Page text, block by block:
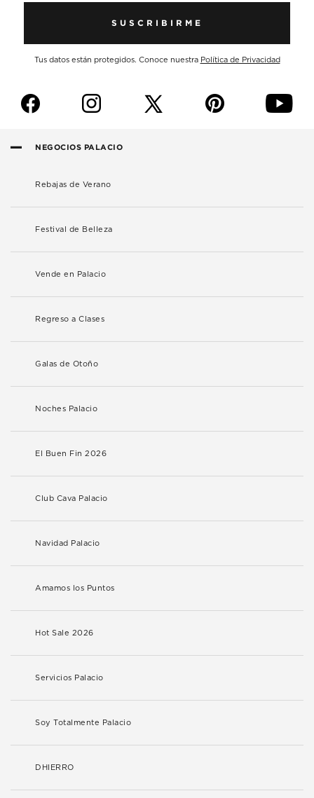
SUSCRIBIRME
Tus datos están protegidos. Conoce nuestra Política de Privacidad
f i p y
NEGOCIOS PALACIO
Rebajas de Verano
Festival de Belleza
Vende en Palacio
Regreso a Clases
Galas de Otoño
Noches Palacio
El Buen Fin 2026
Club Cava Palacio
Navidad Palacio
Amamos los Puntos
Hot Sale 2026
Servicios Palacio
Soy Totalmente Palacio
DHIERRO